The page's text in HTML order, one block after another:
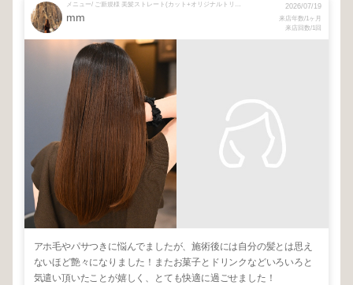
メニュー/ ご新規様 美髪ストレート(カット+オリジナルトリートメント込)
mm
2026/07/19
来店年数/1ヶ月
来店回数/1回
アホ毛やパサつきに悩んでましたが、施術後には自分の髪とは思え
ないほど艶々になりました！またお菓子とドリンクなどいろいろと
気遣い頂いたことが嬉しく、とても快適に過ごせました！